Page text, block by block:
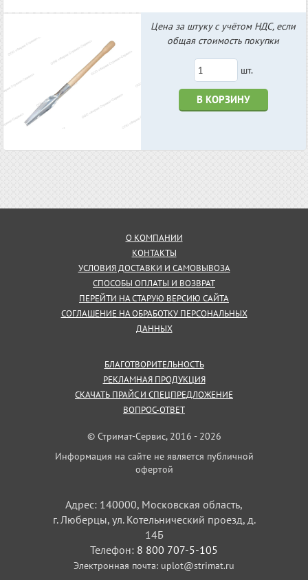
Цена за штуку с учётом НДС, если
общая стоимость покупки
шт.
В КОРЗИНУ
О КОМПАНИИ
КОНТАКТЫ
УСЛОВИЯ ДОСТАВКИ И САМОВЫВОЗА
СПОСОБЫ ОПЛАТЫ И ВОЗВРАТ
ПЕРЕЙТИ НА СТАРУЮ ВЕРСИЮ САЙТА
СОГЛАШЕНИЕ НА ОБРАБОТКУ ПЕРСОНАЛЬНЫХ
ДАННЫХ
БЛАГОТВОРИТЕЛЬНОСТЬ
РЕКЛАМНАЯ ПРОДУКЦИЯ
СКАЧАТЬ ПРАЙС И СПЕЦПРЕДЛОЖЕНИЕ
ВОПРОС-ОТВЕТ
© Стримат-Сервис, 2016 - 2026
Информация на сайте не является публичной
офертой
Адрес: 140000, Московская область,
г. Люберцы, ул. Котельнический проезд, д.
14Б
Телефон: 8 800 707-5-105
Электронная почта: uplot@strimat.ru